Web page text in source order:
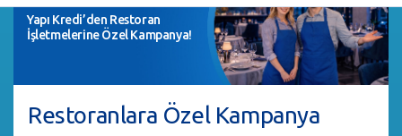
Yapı Kredi’den Restoran
İşletmelerine Özel Kampanya!
Restoranlara Özel Kampanya